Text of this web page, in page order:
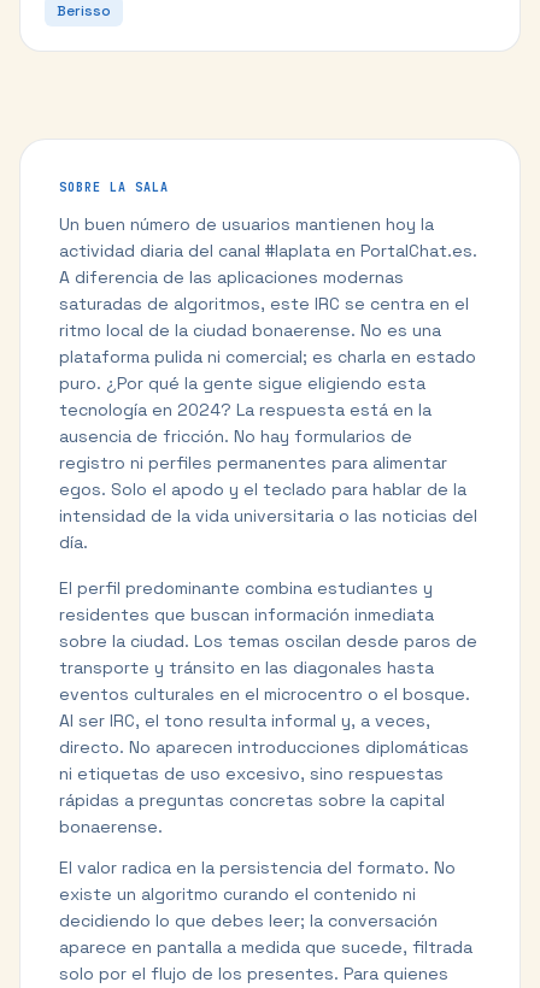
Berisso
SOBRE LA SALA
Un buen número de usuarios mantienen hoy la
actividad diaria del canal #laplata en PortalChat.es.
A diferencia de las aplicaciones modernas
saturadas de algoritmos, este IRC se centra en el
ritmo local de la ciudad bonaerense. No es una
plataforma pulida ni comercial; es charla en estado
puro. ¿Por qué la gente sigue eligiendo esta
tecnología en 2024? La respuesta está en la
ausencia de fricción. No hay formularios de
registro ni perfiles permanentes para alimentar
egos. Solo el apodo y el teclado para hablar de la
intensidad de la vida universitaria o las noticias del
día.
El perfil predominante combina estudiantes y
residentes que buscan información inmediata
sobre la ciudad. Los temas oscilan desde paros de
transporte y tránsito en las diagonales hasta
eventos culturales en el microcentro o el bosque.
Al ser IRC, el tono resulta informal y, a veces,
directo. No aparecen introducciones diplomáticas
ni etiquetas de uso excesivo, sino respuestas
rápidas a preguntas concretas sobre la capital
bonaerense.
El valor radica en la persistencia del formato. No
existe un algoritmo curando el contenido ni
decidiendo lo que debes leer; la conversación
aparece en pantalla a medida que sucede, filtrada
solo por el flujo de los presentes. Para quienes